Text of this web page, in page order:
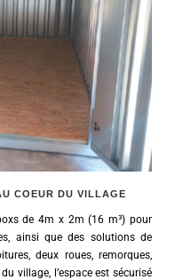
COEUR DU VILLAGE
de 4m x 2m (16 m³) pour
ainsi que des solutions de
deux roues, remorques,
village, l’espace est sécurisé